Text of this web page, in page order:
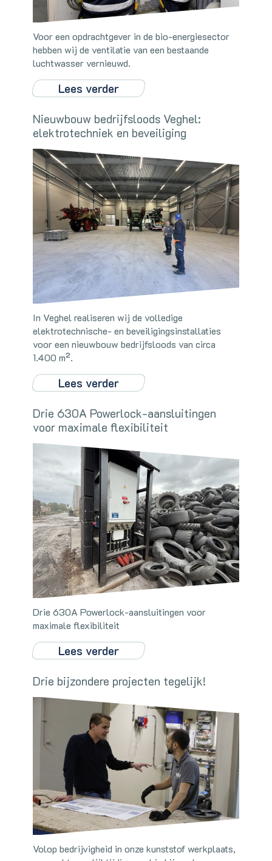
Voor een opdrachtgever in de bio-energiesector
hebben wij de ventilatie van een bestaande
luchtwasser vernieuwd.
Lees verder
Nieuwbouw bedrijfsloods Veghel:
elektrotechniek en beveiliging
In Veghel realiseren wij de volledige
elektrotechnische- en beveiligingsinstallaties
voor een nieuwbouw bedrijfsloods van circa
1.400 m².
Lees verder
Drie 630A Powerlock-aansluitingen
voor maximale flexibiliteit
Drie 630A Powerlock-aansluitingen voor
maximale flexibiliteit
Lees verder
Drie bijzondere projecten tegelijk!
Volop bedrijvigheid in onze kunststof werkplaats,